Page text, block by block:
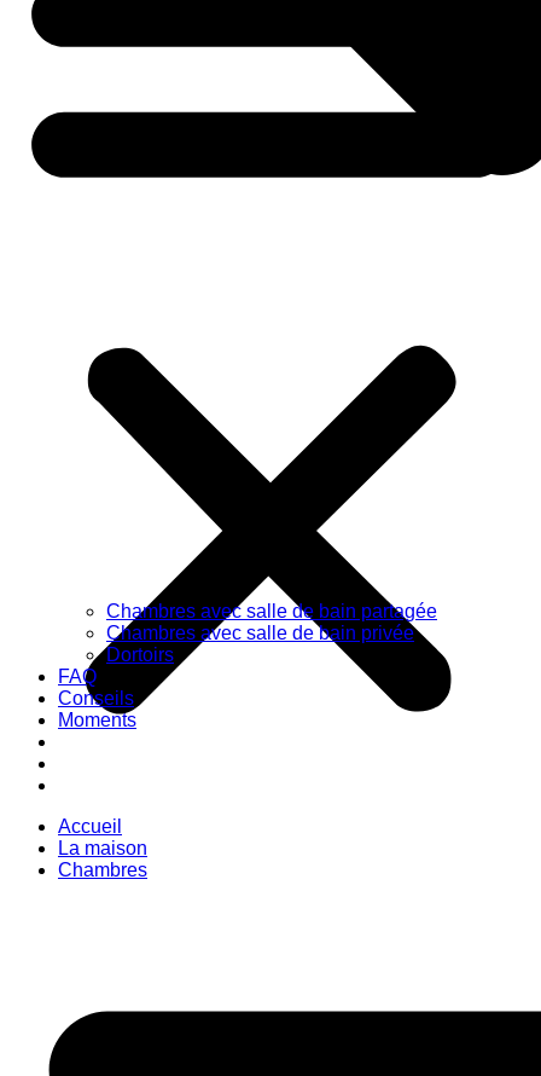
Accueil
La maison
Chambres
Chambres avec salle de bain partagée
Chambres avec salle de bain privée
Dortoirs
FAQ
Conseils
Moments